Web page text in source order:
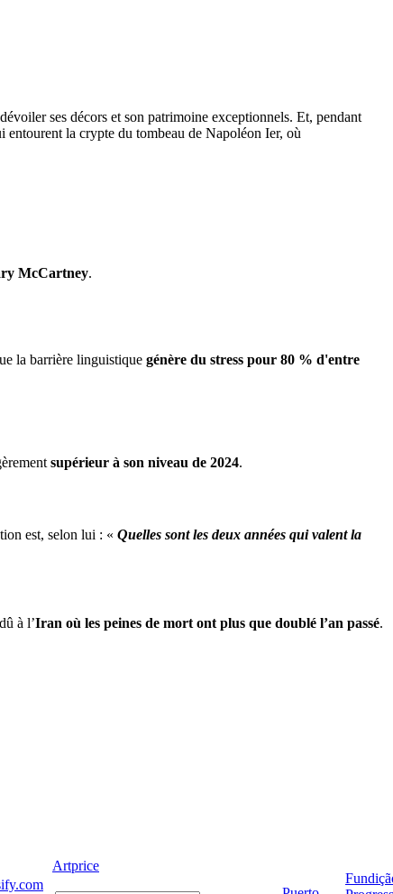
ses décors et son patrimoine exceptionnels. Et, pendant
la crypte du tombeau de Napoléon Ier, où
McCartney.
la barrière linguistique génère du stress pour 80 % d'entre
supérieur à son niveau de 2024.
est, selon lui : « Quelles sont les deux années qui valent la
à l’Iran où les peines de mort ont plus que doublé l’an passé.
Artprice